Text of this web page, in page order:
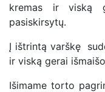
kremas ir viską
pasiskirsytų.
Į ištrintą varškę
ir viską gerai
Išimame torto